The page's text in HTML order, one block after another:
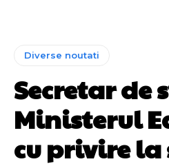
Diverse noutati
Secretar de
Ministerul
cu privire